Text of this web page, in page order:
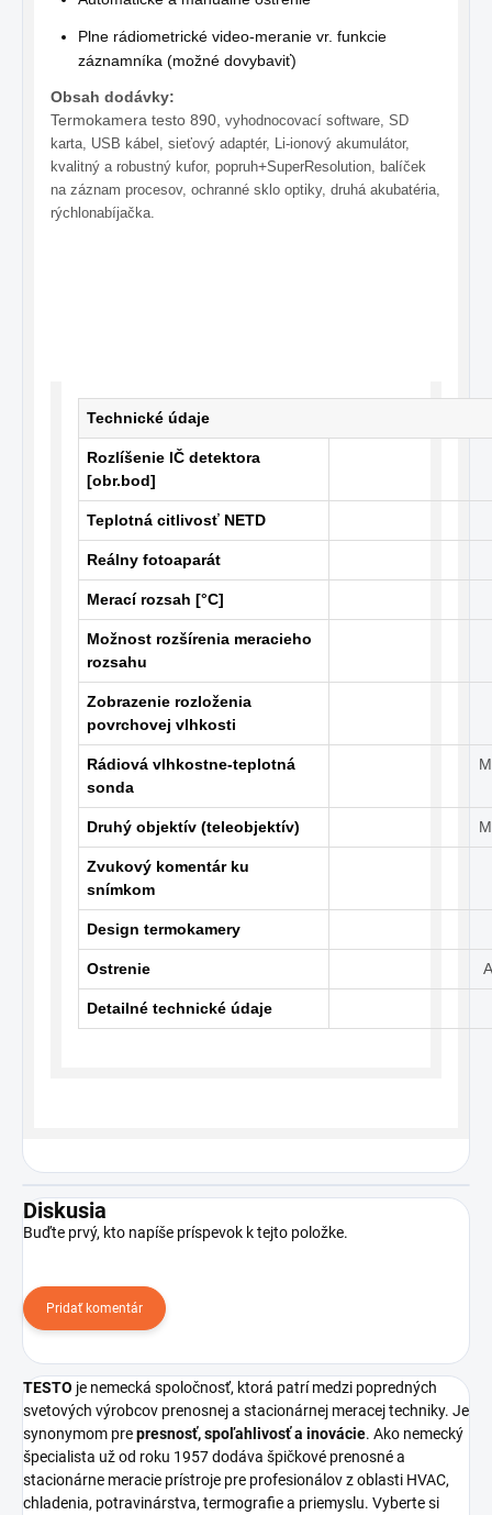
Plne rádiometrické video-meranie vr. funkcie
záznamníka (možné dovybaviť)
Obsah dodávky:
Termokamera testo 890, vyhodnocovací software, SD
karta, USB kábel, sieťový adaptér, Li-ionový akumulátor,
kvalitný a robustný kufor, popruh+SuperResolution, balíček
na záznam procesov, ochranné sklo optiky, druhá akubatéria,
rýchlonabíjačka.
Technické údaje
Rozlíšenie IČ detektora
[obr.bod]
Teplotná citlivosť NETD
Reálny fotoaparát
Merací rozsah [°C]
Možnost rozšírenia meracieho
rozsahu
Zobrazenie rozloženia
povrchovej vlhkosti
Rádiová vlhkostne-teplotná
sonda
Druhý objektív (teleobjektív)
Zvukový komentár ku
snímkom
Design termokamery
Ostrenie
Detailné technické údaje
Diskusia
Buďte prvý, kto napíše príspevok k tejto položke.
Pridať komentár
TESTO je nemecká spoločnosť, ktorá patrí medzi popredných
svetových výrobcov prenosnej a stacionárnej meracej techniky. Je
synonymom prepresnosť, spoľahlivosť a inovácie. Ako nemecký
špecialista už od roku 1957 dodáva špičkové prenosné a
stacionárne meracie prístroje pre profesionálov z oblasti HVAC,
chladenia, potravinárstva, termografie a priemyslu. Vyberte si